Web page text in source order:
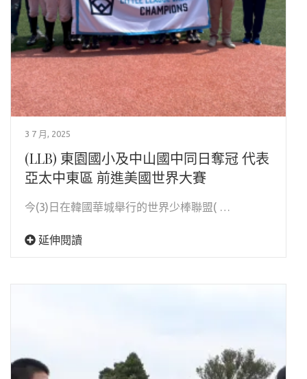
3 7 月, 2025
(LLB) 東園國小及中山國中同日奪冠 代表
亞太中東區 前進美國世界大賽
今(3)日在韓國華城舉行的世界少棒聯盟( …
延伸閱讀